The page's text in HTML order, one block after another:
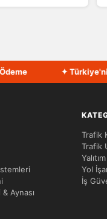
✦ Türkiye'nin
Aynası
Trafik
Trafik
Yol
İş